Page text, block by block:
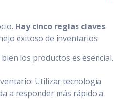
Hay cinco reglas claves.
exitoso de inventarios:
los productos es esencial.
Utilizar tecnología
a responder más rápido a